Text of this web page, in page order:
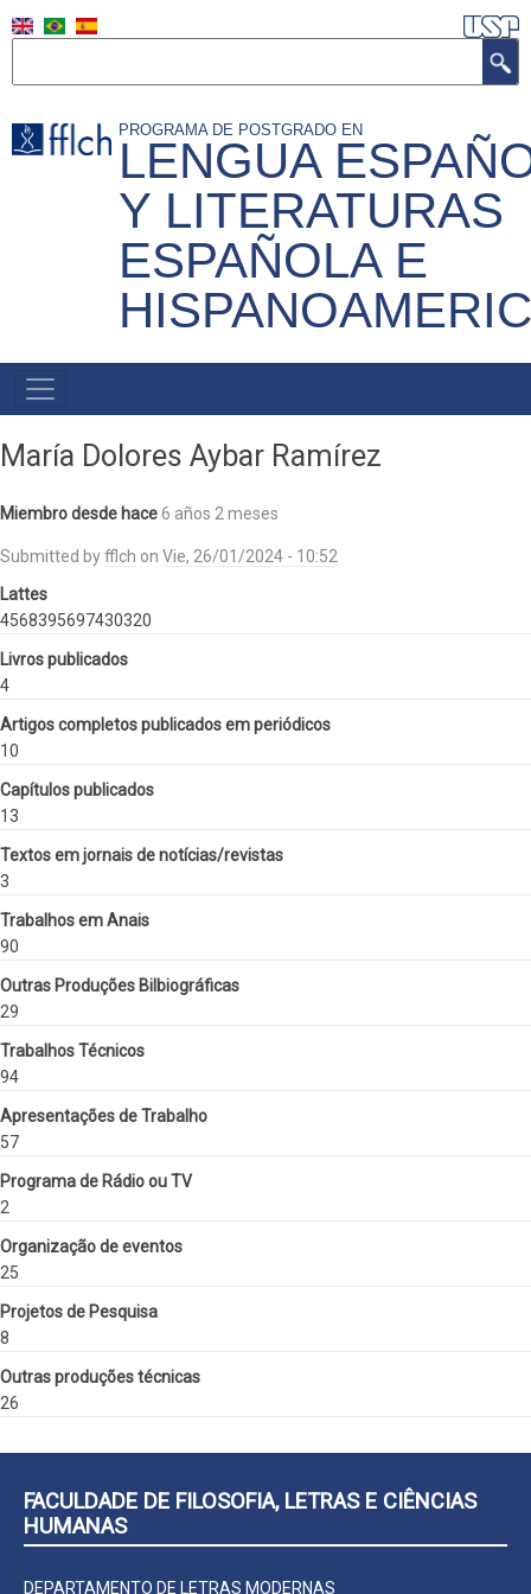
al
principal
PROGRAMA DE POSTGRADO EN
LENGUA
Y LITERATURAS
ESPAÑOLA E
Navegação
Principal
María Dolores Aybar Ramírez
Miembro desde hace6 años 2 meses
Submitted byfflch on Vie, 26/01/2024 - 10:52
Lattes
4568395697430320
Livros publicados
4
Artigos completos publicados em periódicos
10
Capítulos publicados
13
Textos em jornais de notícias/revistas
3
Trabalhos em Anais
90
Outras Produções Bilbiográficas
29
Trabalhos Técnicos
94
Apresentações de Trabalho
57
Programa de Rádio ou TV
2
Organização de eventos
25
Projetos de Pesquisa
8
Outras produções técnicas
26
FACULDADE DE FILOSOFIA, LETRAS E CIÊNCIAS
HUMANAS
DEPARTAMENTO DE LETRAS MODERNAS